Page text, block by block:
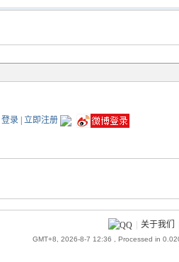
登录| 立即注册
关于我们
GMT+8, 2026-8-7 12:36 , Processed in